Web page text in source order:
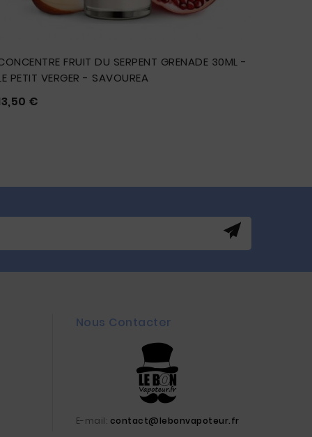
FRUIT DU SERPENT GRENADE 30ML -
PETIT VERGER - SAVOUREA

€
Nous Contacter
E-mail: contact@lebonvapoteur.fr